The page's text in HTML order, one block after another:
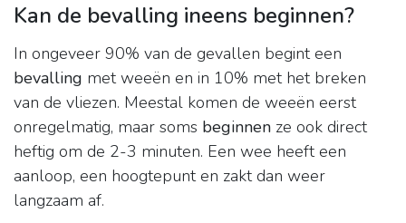
Kan de bevalling ineens beginnen?
In ongeveer 90% van de gevallen begint een
bevalling met weeën en in 10% met het breken
van de vliezen. Meestal komen de weeën eerst
onregelmatig, maar soms beginnen ze ook direct
heftig om de 2-3 minuten. Een wee heeft een
aanloop, een hoogtepunt en zakt dan weer
langzaam af.